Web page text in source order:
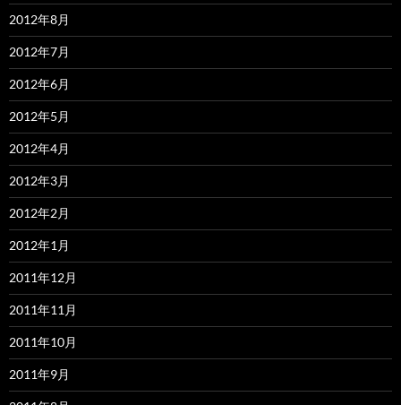
2012年8月
2012年7月
2012年6月
2012年5月
2012年4月
2012年3月
2012年2月
2012年1月
2011年12月
2011年11月
2011年10月
2011年9月